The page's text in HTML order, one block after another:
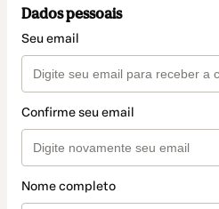
Dados pessoais
Seu email
Confirme seu email
Nome completo